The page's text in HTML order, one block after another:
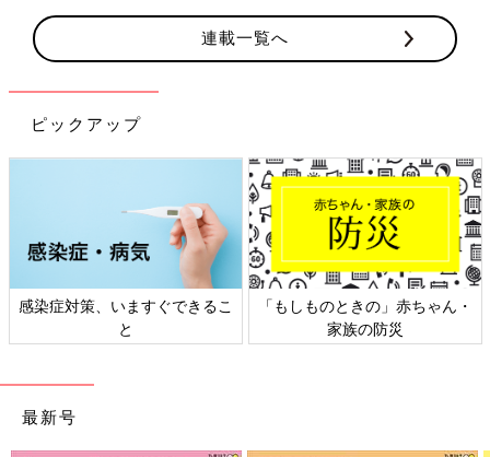
しまって。「この壁をクリアしても、次はこの壁がある」と常に
何か起きたら･･･と心配でした。
思ったら、
妊娠糖尿病
まって･･･。妊娠中はただでさえいろいろな制限があるのに、さ
らにそこへカロリー制限や食事を1日6回に分ける制限も加わっ
て、これが結構しんどかったですね･･･。私にとって、おいしい
ものを食べることは日ごろのストレスを解消するとても楽しみな
時間だったので、つらかったです。
――妊娠中は本当に予期せぬ事態が起こりやすいといいます。
いしい 妊娠前はめったに風邪をひかないタイプだったのです
かやり過ごしていたらどんどん悪化してしまい･･･。
連載一覧へ
ピックアップ
感染症対策、いますぐできるこ
と
「もしものときの」赤ちゃん・
家族の防災
最新号